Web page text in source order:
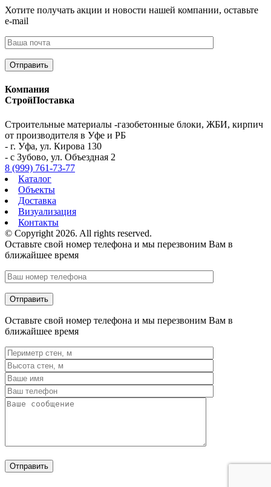
Хотите получать акции и новости нашей компании, оставьте
e-mail
Компания
СтройПоставка
Строительные материалы -газобетонные блоки, ЖБИ, кирпич
от производителя в Уфе и РБ
- г. Уфа, ул. Кирова 130
- с Зубово, ул. Объездная 2
8 (999) 761-73-77
Каталог
Объекты
Доставка
Визуализация
Контакты
© Copyright 2026. All rights reserved.
Оставьте свой номер телефона и мы перезвоним Вам в
ближайшее время
Оставьте свой номер телефона и мы перезвоним Вам в
ближайшее время